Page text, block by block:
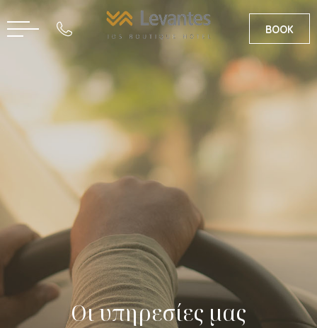
BOOK
Οι υπηρεσίες μας